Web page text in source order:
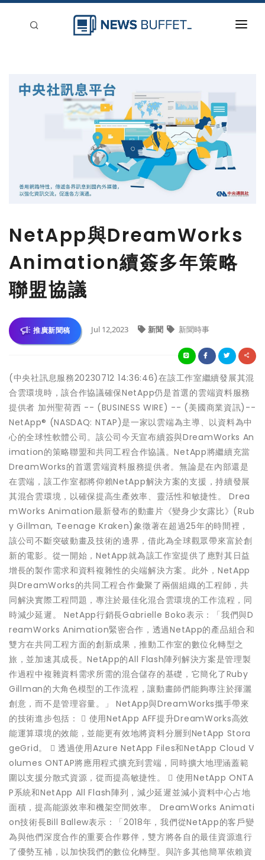
NetApp與DreamWorks
Animation續簽多年策略
聯盟協議
推廣新聞稿 Jul 12,2023 新聞 新聞時事
(中央社訊息服務20230712 14:36:46)在該工作室繼續發展其混
合雲環境時，該合作協議確保NetApp仍是首選的雲端資料服務
提供者 加州聖荷西 -- (BUSINESS WIRE) -- (美國商業資訊)--
NetApp® (NASDAQ: NTAP)是一家以雲端為主導、以資料為中
心的全球性軟體公司。該公司今天宣布續簽與DreamWorks An
imation的策略聯盟和共同工程合作協議。NetApp將繼續充當
DreamWorks的首選雲端資料服務提供者。無論是在內部還是
在雲端，該工作室都將仰賴NetApp解決方案的支援，持續發展
其混合雲環境，以確保提高生產效率、靈活性和敏捷性。 Drea
mWorks Animation最新發布的動畫片《變身少女露比》(Rub
y Gillman, Teenage Kraken)象徵著在超過25年的時間裡，
該公司不斷突破動畫及技術的邊界，借此為全球觀眾帶來富於創
新的電影。從一開始，NetApp就為該工作室提供了應對其日益
增長的製作需求和資料複雜性的尖端解決方案。此外，NetApp
與DreamWorks的共同工程合作彙聚了兩個組織的工程師，共
同解決實際工程問題，專注於最佳化混合雲環境的工作流程，同
時減少延遲。 NetApp行銷長Gabrielle Boko表示：「我們與D
reamWorks Animation緊密合作，透過NetApp的產品組合和
雙方在共同工程方面的創新成果，推動工作室的數位化轉型之
旅，並加速其成長。NetApp的All Flash陣列解決方案是管理製
作過程中複雜資料需求所需的混合儲存的基礎，它簡化了Ruby
Gillman的大角色模型的工作流程，讓動畫師們能夠專注於揮灑
創意，而不是管理容量。」 NetApp與DreamWorks攜手帶來
的技術進步包括：  使用NetApp AFF提升DreamWorks高效
能運算環境的效能，並能更有效地將資料分層到NetApp Stora
geGrid。  透過使用Azure NetApp Files和NetApp Cloud V
olumes ONTAP將應用程式擴充到雲端，同時擴大地理涵蓋範
圍以支援分散式資源，從而提高敏捷性。  使用NetApp ONTA
P系統和NetApp All Flash陣列，減少延遲並減小資料中心占地
面積，提高能源效率和機架空間效率。 DreamWorks Animati
on技術長Bill Ballew表示：「2018年，我們從NetApp的客戶變
為與他們深度合作的重要合作夥伴，雙方將各自的最佳資源進行
了優勢互補，以加快我們的數位化轉型。與許多其他簡單依賴資